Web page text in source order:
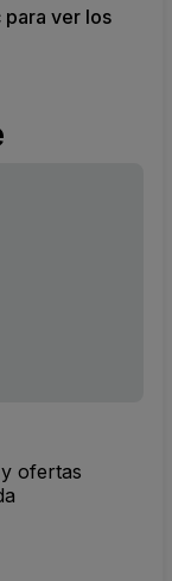
para ver los
ofertas